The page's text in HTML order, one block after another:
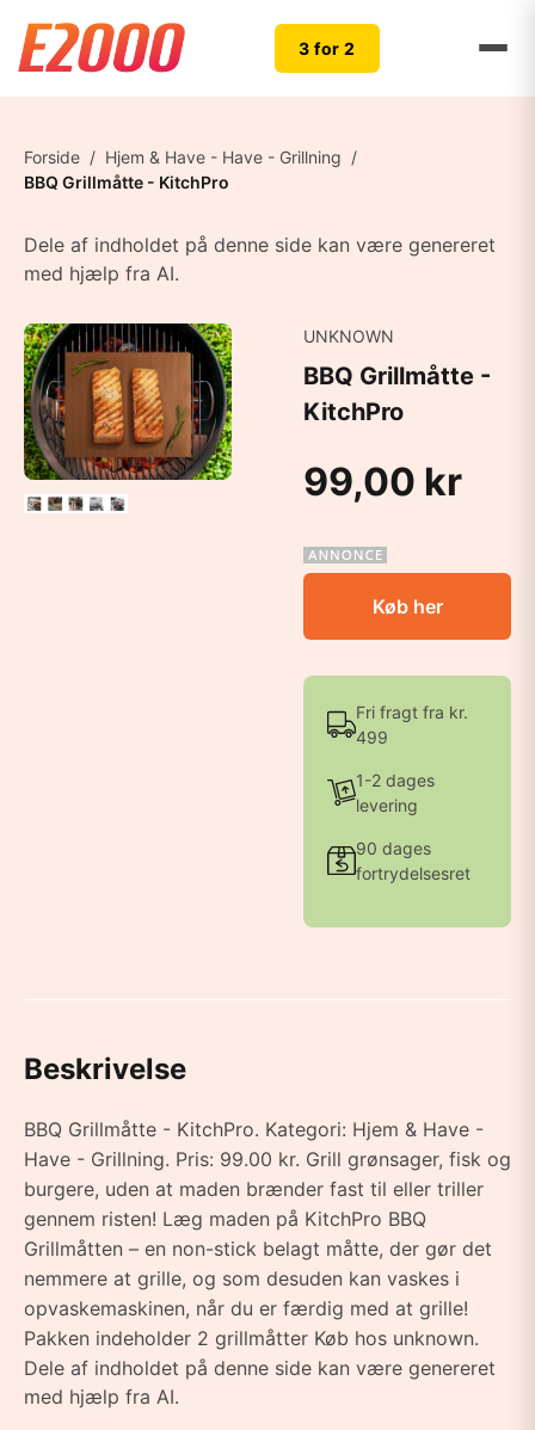
3 for 2
Forside / Hjem & Have - Have - Grillning /
BBQ Grillmåtte - KitchPro
Dele af indholdet på denne side kan være genereret
med hjælp fra AI.
UNKNOWN
BBQ Grillmåtte -
KitchPro
99,00 kr
Køb her
Fri fragt fra kr.
499
1-2 dages
levering
90 dages
fortrydelsesret
Beskrivelse
BBQ Grillmåtte - KitchPro. Kategori: Hjem & Have -
Have - Grillning. Pris: 99.00 kr. Grill grønsager, fisk og
burgere, uden at maden brænder fast til eller triller
gennem risten! Læg maden på KitchPro BBQ
Grillmåtten – en non-stick belagt måtte, der gør det
nemmere at grille, og som desuden kan vaskes i
opvaskemaskinen, når du er færdig med at grille!
Pakken indeholder 2 grillmåtter Køb hos unknown.
Dele af indholdet på denne side kan være genereret
med hjælp fra AI.